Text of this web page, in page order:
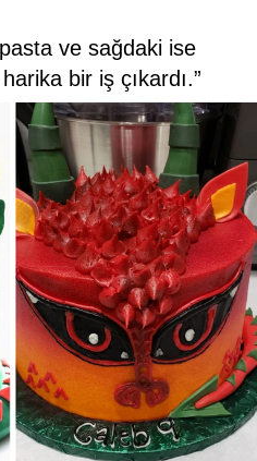
ve sağdaki ise
bir iş çıkardı.”